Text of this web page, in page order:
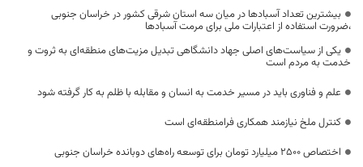
بیشترین تعداد آسبادها در میان سه استان شرقی کشور در خراسان جنوبی
،ضرورت استفاده از اعتبارات ملی برای مرمت آسبادها
یکی از سیاست‌های اصلی جهاد دانشگاهی تبدیل مزیت‌های منطقه‌ای به ثروت و
خدمت به مردم است
علم و فناوری باید در مسیر خدمت به انسان و مقابله با ظلم به کار گرفته شود
کنترل ملخ نیازمند همکاری فرامنطقه‌ای است
اختصاص 2500 میلیارد تومان برای توسعه راه‌های دوبانده خراسان جنوبی